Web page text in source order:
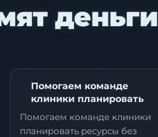
деньги
Помогаем команде
клиники планировать
Помогаем команде клиники
планировать ресурсы без